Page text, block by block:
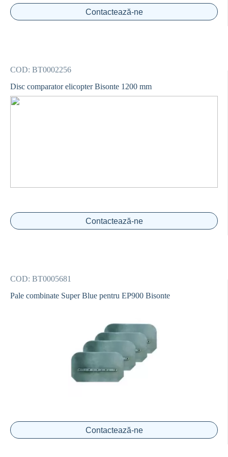
Contactează-ne
COD: BT0002256
Disc comparator elicopter Bisonte 1200 mm
Contactează-ne
COD: BT0005681
Pale combinate Super Blue pentru EP900 Bisonte
Contactează-ne